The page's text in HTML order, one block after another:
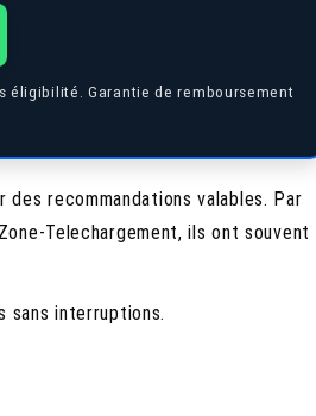
éligibilité. Garantie de remboursement
recommandations valables. Par
Telechargement, ils ont souvent
sans interruptions.